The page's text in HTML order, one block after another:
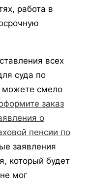
работа в
всех
суда по
можете смело
заказ
о
пенсии по
заявления
который будет
мог